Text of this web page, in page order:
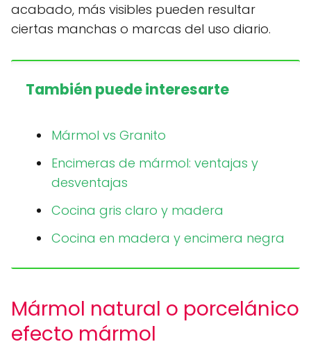
acabado, más visibles pueden resultar
ciertas manchas o marcas del uso diario.
También puede interesarte
Mármol vs Granito
Encimeras de mármol: ventajas y
desventajas
Cocina gris claro y madera
Cocina en madera y encimera negra
Mármol natural o porcelánico
efecto mármol